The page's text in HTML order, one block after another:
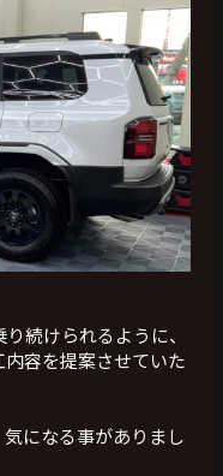
続けられるように、
容を提案させていた
になる事がありまし